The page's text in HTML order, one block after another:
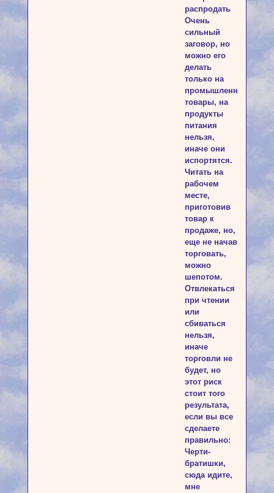
распродать
Очень
сильный
заговор, но
можно его
делать
только на
промышленные
товары, на
продукты
питания
нельзя,
иначе они
испортятся.
Читать на
рабочем
месте,
приготовив
товар к
продаже, но,
еще не начав
торговать,
можно
шепотом.
Отвлекаться
при чтении
или
сбиваться
нельзя,
иначе
торговли не
будет, но
этот риск
стоит того
результата,
если вы все
сделаете
правильно:
Черти-
братишки,
сюда идите,
мне